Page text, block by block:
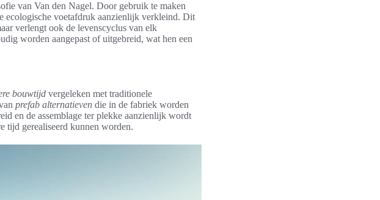
van Van den Nagel. Door gebruik te maken
ecologische voetafdruk aanzienlijk verkleind. Dit
verlengt ook de levenscyclus van elk
worden aangepast of uitgebreid, wat hen een
bouwtijd vergeleken met traditionele
prefab alternatieven die in de fabriek worden
en de assemblage ter plekke aanzienlijk wordt
tijd gerealiseerd kunnen worden.